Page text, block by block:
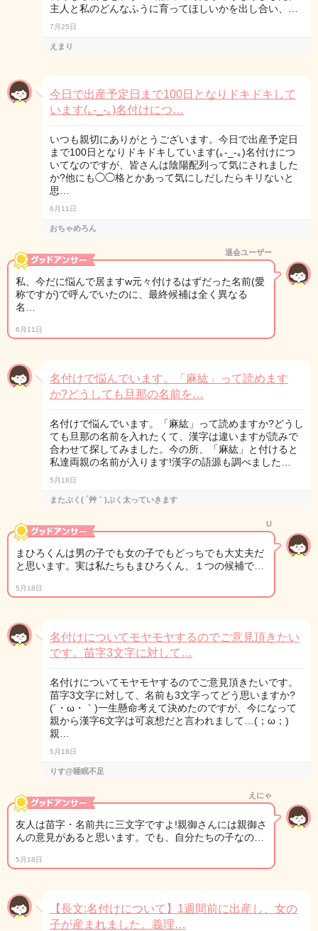
主人と私のどんなふうに育ってほしいかを出し合い、…
7月25日
えまり
今日で出産予定日まで100日となりドキドキして
います(｡-_-｡)名付けにつ…
いつも親切にありがとうございます。今日で出産予定日
まで100日となりドキドキしています(｡-_-｡)名付けにつ
いてなのですが、皆さんは陰陽配列って気にされました
か?他にも◯◯格とかあって気にしだしたらキリないと
思…
6月11日
おちゃめろん
退会ユーザー
私、今だに悩んで居ますw元々付けるはずだった名前(愛
称ですが)で呼んでいたのに、最終候補は全く異なる
名…
6月11日
名付けで悩んでいます。「麻紘」って読めます
か?どうしても旦那の名前を…
名付けで悩んでいます。「麻紘」って読めますか?どうし
ても旦那の名前を入れたくて、漢字は違いますが読みで
合わせて探してみました。今の所、「麻紘」と付けると
私達両親の名前が入ります!漢字の語源も調べました…
5月18日
またぷく( ´艸｀)ぷく太っていきます
U
まひろくんは男の子でも女の子でもどっちでも大丈夫だ
と思います。実は私たちもまひろくん、１つの候補で…
5月18日
名付けについてモヤモヤするのでご意見頂きたい
です。苗字3文字に対して…
名付けについてモヤモヤするのでご意見頂きたいです。
苗字3文字に対して、名前も3文字ってどう思いますか?
(´・ω・｀)一生懸命考えて決めたのですが、今になって
親から漢字6文字は可哀想だと言われまして…(；ω；)
親…
5月18日
りす@睡眠不足
えにゃ
友人は苗字・名前共に三文字ですよ!親御さんには親御さ
んの意見があると思います。でも、自分たちの子なの…
5月18日
【長文:名付けについて】1週間前に出産し、女の
子が産まれました。義理…